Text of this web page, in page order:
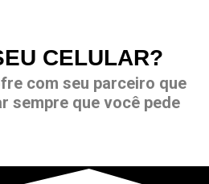
CELULAR?
com seu parceiro que
sempre que você pede